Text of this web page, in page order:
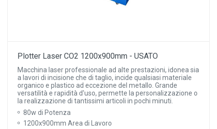
Plotter Laser CO2 1200x900mm - USATO
Macchina laser professionale ad alte prestazioni, idonea sia
a lavori di incisione che di taglio, incide qualsiasi materiale
organico e plastico ad eccezione del metallo. Grande
versatilità e rapidità d'uso, permette la personalizzazione o
la realizzazione di tantissimi articoli in pochi minuti.
80w di Potenza
1200x900mm Area di Lavoro